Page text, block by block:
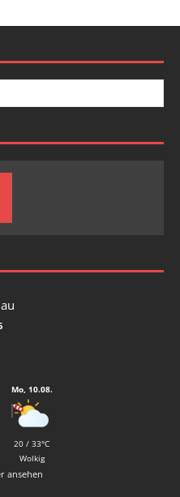
Mo, 10.08.
20 / 33°C
Wolkig
ansehen